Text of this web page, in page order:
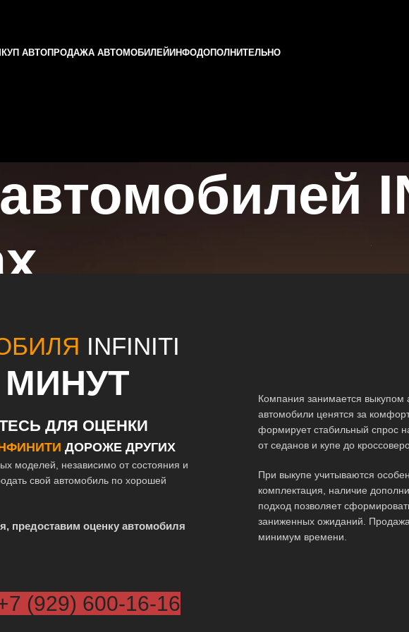
АВТОПРОДАЖА АВТОМОБИЛЕЙ ИНФОДОПОЛНИТЕЛЬНО
INFINITI
ДЛЯ ОЦЕНКИ
ДОРОЖЕ ДРУГИХ
моделей, независимо от состояния и
свой автомобиль по хорошей
предоставим оценку автомобиля
(929) 600-16-16
Компания занимается выкупом
автомобили ценятся за
формирует стабильный спрос
от седанов и купе до
При выкупе учитываются
комплектация, наличие
подход позволяет
заниженных ожиданий.
минимум времени.